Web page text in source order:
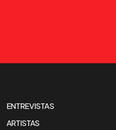
ENTREVISTAS
ARTISTAS